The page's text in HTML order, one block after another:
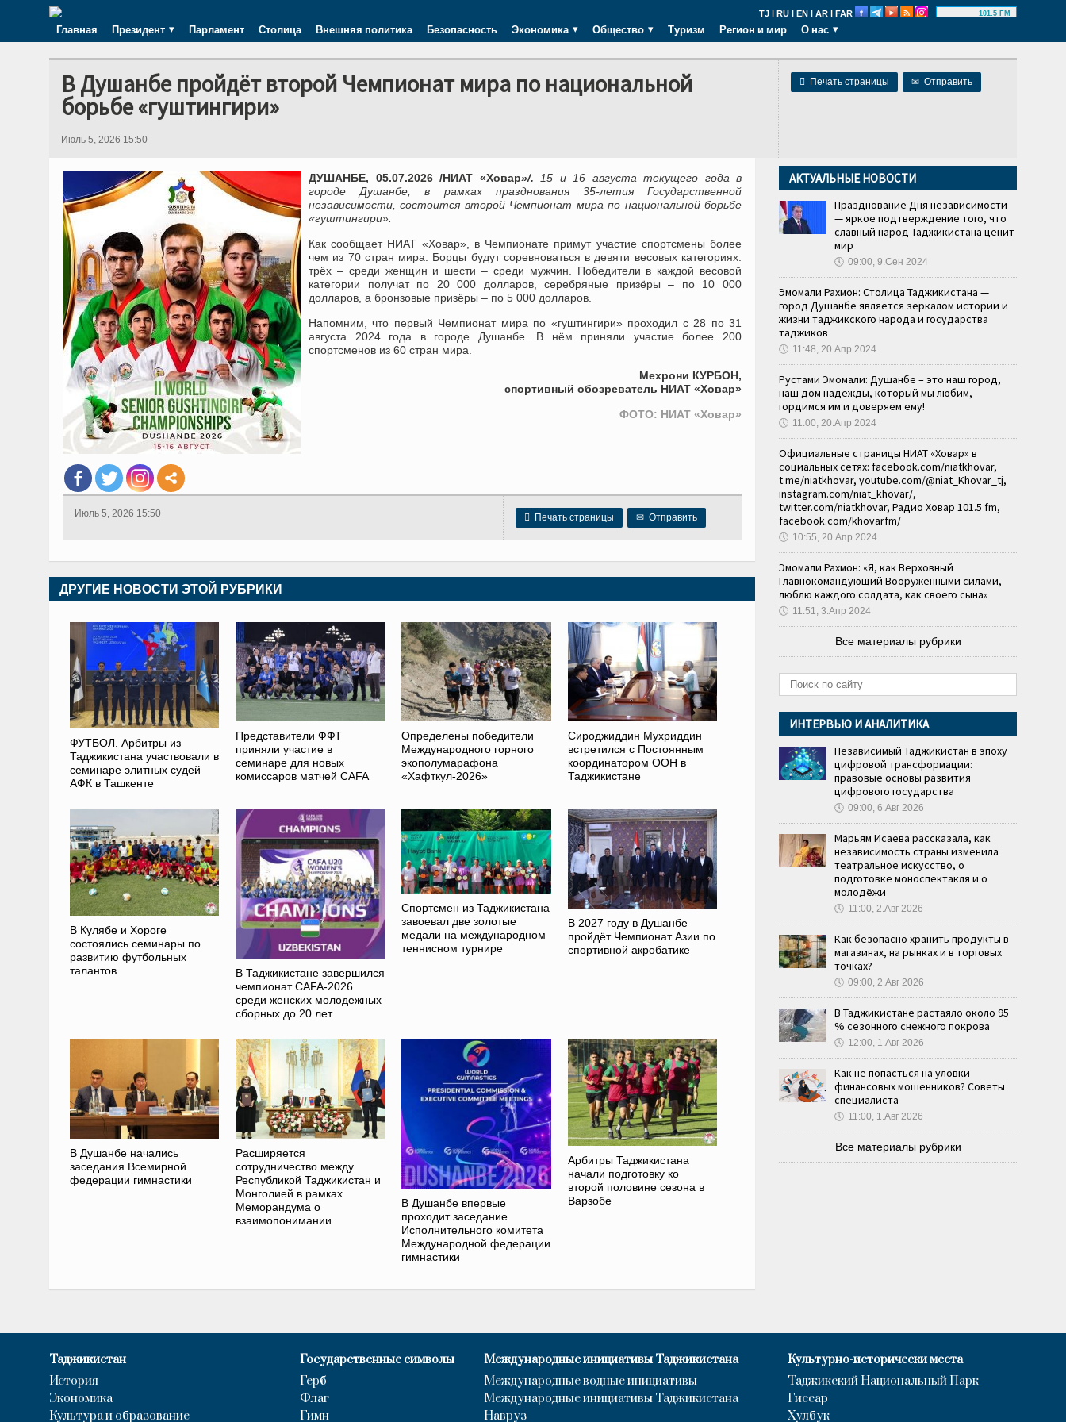
TJ | RU | EN | AR | FAR 101.5 FM
Главная Президент Парламент Столица Внешняя политика Безопасность Экономика Общество Туризм Регион и мир О нас
 Печать страницы ✉ Отправить
В Душанбе пройдёт второй Чемпионат мира по национальной
борьбе «гуштингири»
Июль 5, 2026 15:50
ДУШАНБЕ, 05.07.2026 /НИАТ «Ховар»/. 15 и 16 августа текущего года в
городе Душанбе, в рамках празднования 35-летия Государственной
независимости, состоится второй Чемпионат мира по национальной борьбе
«гуштингири».
Как сообщает НИАТ «Ховар», в Чемпионате примут участие спортсмены более
чем из 70 стран мира. Борцы будут соревноваться в девяти весовых категориях:
трёх – среди женщин и шести – среди мужчин. Победители в каждой весовой
категории получат по 20 000 долларов, серебряные призёры – по 10 000
долларов, а бронзовые призёры – по 5 000 долларов.
Напомним, что первый Чемпионат мира по «гуштингири» проходил с 28 по 31
августа 2024 года в городе Душанбе. В нём приняли участие более 200
спортсменов из 60 стран мира.
Мехрони КУРБОН,
спортивный обозреватель НИАТ «Ховар»
ФОТО: НИАТ «Ховар»
 Печать страницы ✉ Отправить
Июль 5, 2026 15:50
ДРУГИЕ НОВОСТИ ЭТОЙ РУБРИКИ
ФУТБОЛ. Арбитры из
Таджикистана участвовали в
семинаре элитных судей
АФК в Ташкенте
Представители ФФТ
приняли участие в
семинаре для новых
комиссаров матчей CAFA
Определены победители
Международного горного
экополумарафона
«Хафткул-2026»
Сироджиддин Мухриддин
встретился с Постоянным
координатором ООН в
Таджикистане
В Кулябе и Хороге
состоялись семинары по
развитию футбольных
талантов
В Таджикистане завершился
чемпионат CAFA-2026
среди женских молодежных
сборных до 20 лет
Спортсмен из Таджикистана
завоевал две золотые
медали на международном
теннисном турнире
В 2027 году в Душанбе
пройдёт Чемпионат Азии по
спортивной акробатике
В Душанбе начались
заседания Всемирной
федерации гимнастики
Расширяется
сотрудничество между
Республикой Таджикистан и
Монголией в рамках
Меморандума о
взаимопонимании
В Душанбе впервые
проходит заседание
Исполнительного комитета
Международной федерации
гимнастики
Арбитры Таджикистана
начали подготовку ко
второй половине сезона в
Варзобе
АКТУАЛЬНЫЕ НОВОСТИ
Празднование Дня независимости
— яркое подтверждение того, что
славный народ Таджикистана ценит
мир
🕔 09:00, 9.Сен 2024
Эмомали Рахмон: Столица Таджикистана —
город Душанбе является зеркалом истории и
жизни таджикского народа и государства
таджиков
🕔 11:48, 20.Апр 2024
Рустами Эмомали: Душанбе – это наш город,
наш дом надежды, который мы любим,
гордимся им и доверяем ему!
🕔 11:00, 20.Апр 2024
Официальные страницы НИАТ «Ховар» в
социальных сетях: facebook.com/niatkhovar,
t.me/niatkhovar, youtube.com/@niat_Khovar_tj,
instagram.com/niat_khovar/,
twitter.com/niatkhovar, Радио Ховар 101.5 fm,
facebook.com/khovarfm/
🕔 10:55, 20.Апр 2024
Эмомали Рахмон: «Я, как Верховный
Главнокомандующий Вооружёнными силами,
люблю каждого солдата, как своего сына»
🕔 11:51, 3.Апр 2024
Все материалы рубрики
ИНТЕРВЬЮ И АНАЛИТИКА
Независимый Таджикистан в эпоху
цифровой трансформации:
правовые основы развития
цифрового государства
🕔 09:00, 6.Авг 2026
Марьям Исаева рассказала, как
независимость страны изменила
театральное искусство, о
подготовке моноспектакля и о
молодёжи
🕔 11:00, 2.Авг 2026
Как безопасно хранить продукты в
магазинах, на рынках и в торговых
точках?
🕔 09:00, 2.Авг 2026
В Таджикистане растаяло около 95
% сезонного снежного покрова
🕔 12:00, 1.Авг 2026
Как не попасться на уловки
финансовых мошенников? Советы
специалиста
🕔 11:00, 1.Авг 2026
Все материалы рубрики
Таджикистан
История
Экономика
Культура и образование
Государственные символы
Герб
Флаг
Гимн
Международные инициативы Таджикистана
Международные водные инициативы
Международные инициативы Таджикистана
Навруз
Культурно-исторически места
Таджикский Национальный Парк
Гиссар
Хулбук